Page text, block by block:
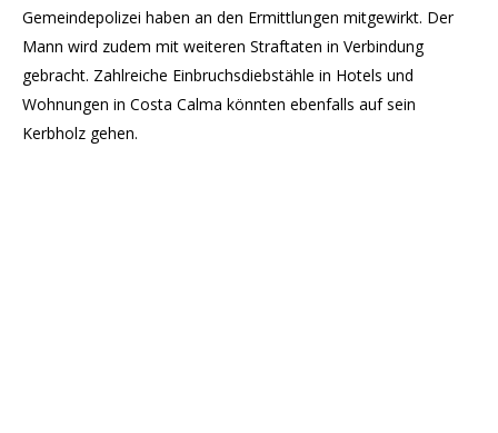
Gemeindepolizei haben an den Ermittlungen mitgewirkt. Der
Mann wird zudem mit weiteren Straftaten in Verbindung
gebracht. Zahlreiche Einbruchsdiebstähle in Hotels und
Wohnungen in Costa Calma könnten ebenfalls auf sein
Kerbholz gehen.